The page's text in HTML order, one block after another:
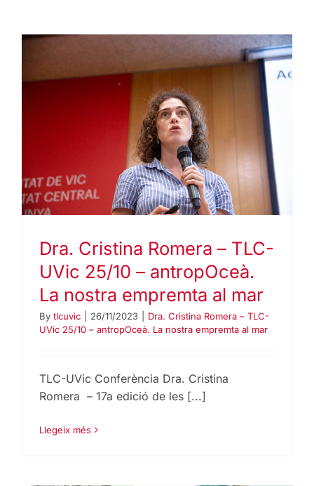
Dra. Cristina Romera – TLC-
UVic 25/10 – antropOceà.
La nostra empremta al mar
By tlcuvic 26/11/2023
Dra. Cristina Romera – TLC-
UVic 25/10 – antropOceà. La nostra empremta al mar
TLC-UVic Conferència Dra. Cristina
Romera – 17a edició de les [...]
Llegeix més